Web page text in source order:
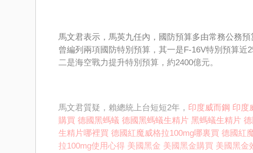
馬文君表示，馬英九任內，國防預算多由常務公務
曾編列兩項國防特別預算，其一是F-16V特別預算
二是海空戰力提升特別預算，約2400億元。
馬文君質疑，賴總統上台短短2年， 印度威而鋼 印度
購買 德國黑螞蟻 德國黑螞蟻生精片 黑螞蟻生精片
生精片哪裡買 德國紅魔威格拉100mg哪裏買 德國紅
拉100mg使用心得 美國黑金 美國黑金購買 美國黑金